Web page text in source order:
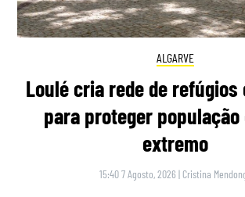
ALGARVE
Loulé cria rede de
para proteger
extremo
15:40 7 Agosto, 2026 | Cristina